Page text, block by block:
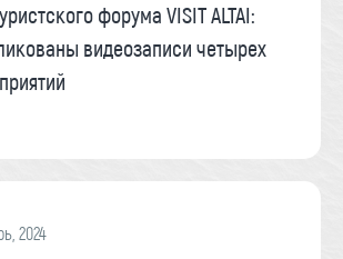
форума VISIT ALTAI:
видеозаписи четырех
2024